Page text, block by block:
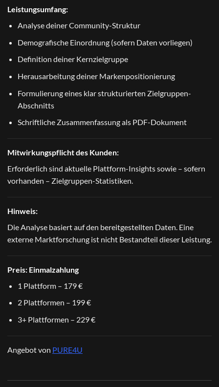
Leistungsumfang:
Analyse deiner Community-Struktur
Demografische Einordnung (sofern Daten vorliegen)
Definition deiner Kernzielgruppe
Herausarbeitung deiner Markenpositionierung
Formulierung eines klar strukturierten Zielgruppen-
Abschnitts
Schriftliche Zusammenfassung als PDF-Dokument
Mitwirkungspflicht des Kunden:
Erforderlich sind aktuelle Plattform-Insights sowie – sofern
vorhanden – Zielgruppen-Statistiken.
Hinweis:
Die Analyse basiert auf den bereitgestellten Daten. Eine
externe Marktforschung ist nicht Bestandteil dieser Leistung.
Preis: Einmalzahlung
1 Plattform – 179 €
2 Plattformen – 199 €
3+ Plattformen – 229 €
Angebot von PURE4U